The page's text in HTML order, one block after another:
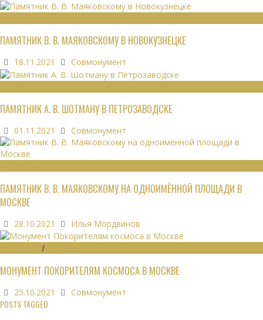
ПАМЯТНИК В. В. МАЯКОВСКОМУ В НОВОКУЗНЕЦКЕ
18.11.2021 Совмонумент
ПАМЯТНИК А. В. ШОТМАНУ В ПЕТРОЗАВОДСКЕ
01.11.2021 Совмонумент
ПАМЯТНИК В. В. МАЯКОВСКОМУ НА ОДНОИМЁННОЙ ПЛОЩАДИ В
МОСКВЕ
28.10.2021 Илья Мордвинов
/
МОНУМЕНТ ПОКОРИТЕЛЯМ КОСМОСА В МОСКВЕ
25.10.2021 Совмонумент
POSTS TAGGED